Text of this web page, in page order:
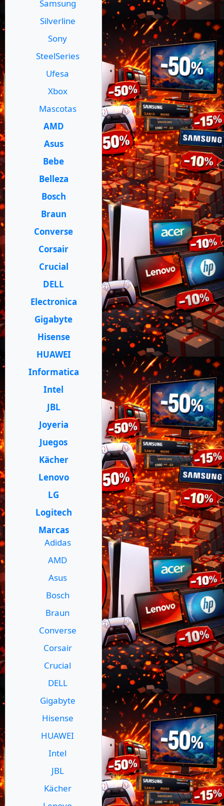
Samsung
Silverline
Sony
SteelSeries
Ufesa
Xbox
Mascotas
AMD
Asus
Bebe
Belleza
Bosch
Braun
Converse
Corsair
Crucial
DELL
Electronica
Gigabyte
Hisense
HUAWEI
Informatica
Intel
JBL
Joyeria
Juegos
Kächer
Lenovo
LG
Logitech
Marcas
Adidas
AMD
Asus
Bosch
Braun
Converse
Corsair
Crucial
DELL
Gigabyte
Hisense
HUAWEI
Intel
JBL
Kächer